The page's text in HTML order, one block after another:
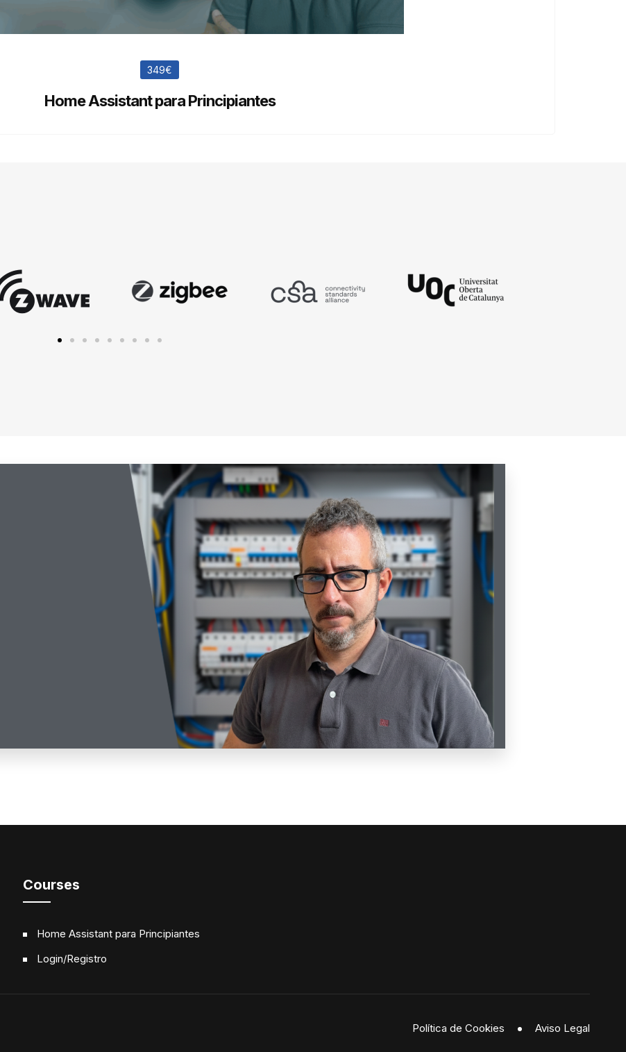
349€
Home Assistant para Principiantes
Courses
Home Assistant para Principiantes
Login/Registro
Política de Cookies Aviso Legal